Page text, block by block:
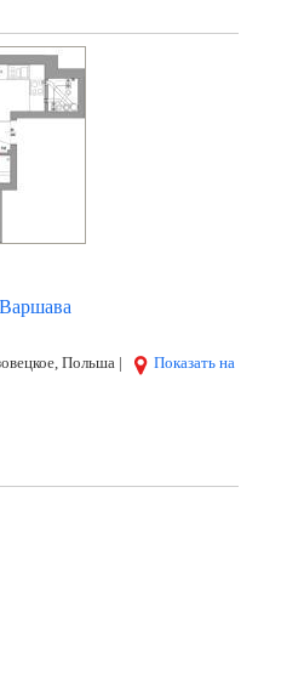
Польша |
Показать на